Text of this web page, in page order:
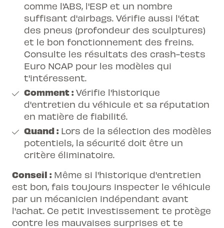
comme l'ABS, l'ESP et un nombre
suffisant d'airbags. Vérifie aussi l'état
des pneus (profondeur des sculptures)
et le bon fonctionnement des freins.
Consulte les résultats des crash-tests
Euro NCAP pour les modèles qui
t'intéressent.
Comment : Vérifie l'historique
d'entretien du véhicule et sa réputation
en matière de fiabilité.
Quand : Lors de la sélection des modèles
potentiels, la sécurité doit être un
critère éliminatoire.
Conseil : Même si l'historique d'entretien
est bon, fais toujours inspecter le véhicule
par un mécanicien indépendant avant
l'achat. Ce petit investissement te protège
contre les mauvaises surprises et te